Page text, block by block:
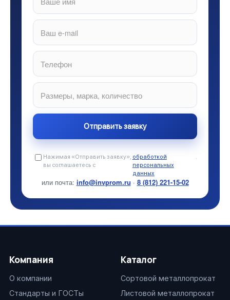
Нажимая «Отправить заявку»,
вы соглашаетесь с
обработкой
персональных
данных
.
или почта: info@invprom.ru · 8 (812) 221-15-02
Компания
О компании
Стандарты и ГОСТы
Каталог
Сортовой металлопрокат
Листовой металлопрокат